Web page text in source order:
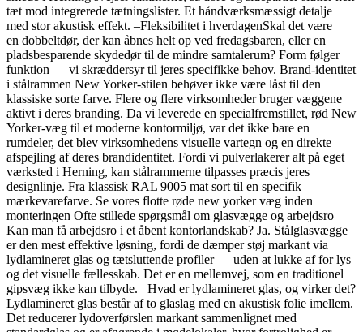
tæt mod integrerede tætningslister. Et håndværksmæssigt detalje
med stor akustisk effekt. –Fleksibilitet i hverdagenSkal det være
en dobbeltdør, der kan åbnes helt op ved fredagsbaren, eller en
pladsbesparende skydedør til de mindre samtalerum? Form følger
funktion — vi skræddersyr til jeres specifikke behov. Brand-identitet
i stålrammen New Yorker-stilen behøver ikke være låst til den
klassiske sorte farve. Flere og flere virksomheder bruger væggene
aktivt i deres branding. Da vi leverede en specialfremstillet, rød New
Yorker-væg til et moderne kontormiljø, var det ikke bare en
rumdeler, det blev virksomhedens visuelle vartegn og en direkte
afspejling af deres brandidentitet. Fordi vi pulverlakerer alt på eget
værksted i Herning, kan stålrammerne tilpasses præcis jeres
designlinje. Fra klassisk RAL 9005 mat sort til en specifik
mærkevarefarve. Se vores flotte røde new yorker væg inden
monteringen Ofte stillede spørgsmål om glasvægge og arbejdsro
Kan man få arbejdsro i et åbent kontorlandskab? Ja. Stålglasvægge
er den mest effektive løsning, fordi de dæmper støj markant via
lydlamineret glas og tætsluttende profiler — uden at lukke af for lys
og det visuelle fællesskab. Det er en mellemvej, som en traditionel
gipsvæg ikke kan tilbyde. Hvad er lydlamineret glas, og virker det?
Lydlamineret glas består af to glaslag med en akustisk folie imellem.
Det reducerer lydoverførslen markant sammenlignet med